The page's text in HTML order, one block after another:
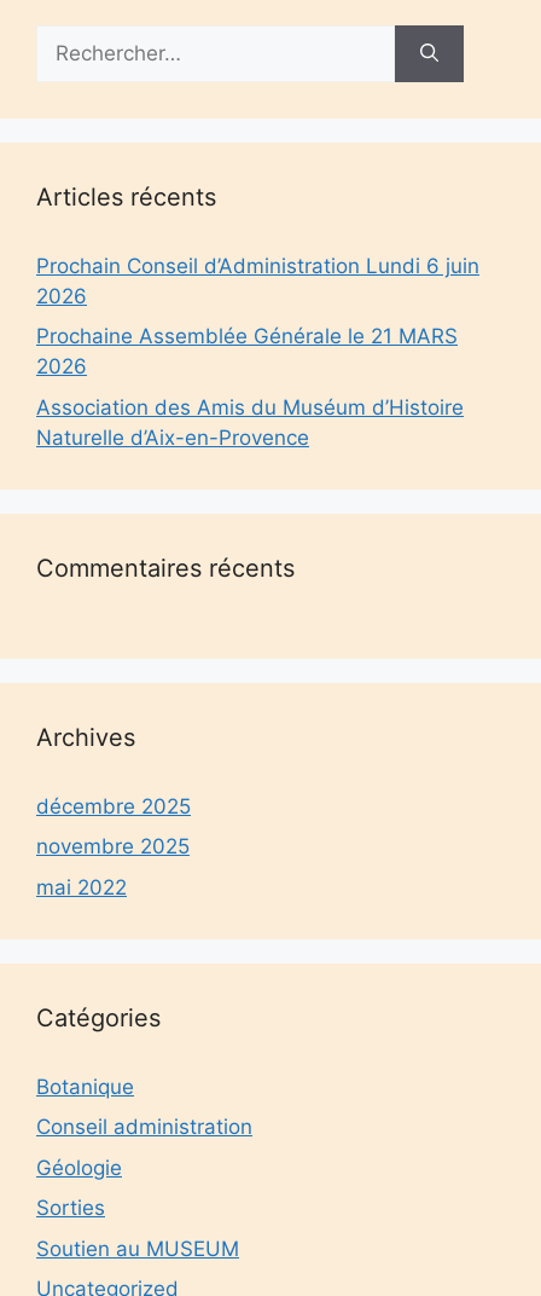
Articles récents
Prochain Conseil d’Administration Lundi 6 juin
2026
Prochaine Assemblée Générale le 21 MARS
2026
Association des Amis du Muséum d’Histoire
Naturelle d’Aix-en-Provence
Commentaires récents
Archives
décembre 2025
novembre 2025
mai 2022
Catégories
Botanique
Conseil administration
Géologie
Sorties
Soutien au MUSEUM
Uncategorized